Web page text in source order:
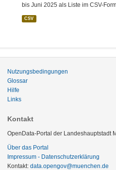
bis Juni 2025 als Liste im CSV-
CSV
Nutzungsbedingungen
Glossar
Hilfe
Links
Kontakt
OpenData-Portal der Landeshauptstadt
Über das Portal
Impressum - Datenschutzerklärung
Kontakt: data.opengov@muenchen.de